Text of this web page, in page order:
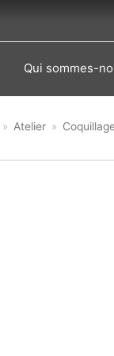
Qui sommes-
» Atelier »